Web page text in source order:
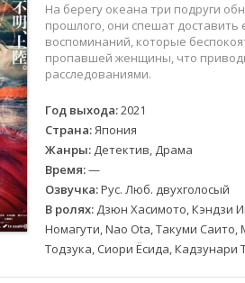
2019
2018
2017
Великобритания
Германия
Корея Южная
Канада
Индия
Франция
На берегу океана три подруги
прошлого, они спешат
воспоминаний, которые
пропавшей женщины, что
расследованиями.
Год выхода:2021
Страна:Япония
Жанры: Детектив, Драма
Время:—
Озвучка:Рус. Люб. двухголосый
В ролях: Дзюн Хасимото, Кэндзи
Номагути, Nao Ota, Такуми
Тодзука, Сиори Ёсида, Кадзунари